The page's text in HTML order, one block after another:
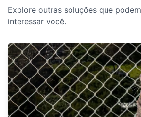
Explore outras soluções que podem
interessar você.